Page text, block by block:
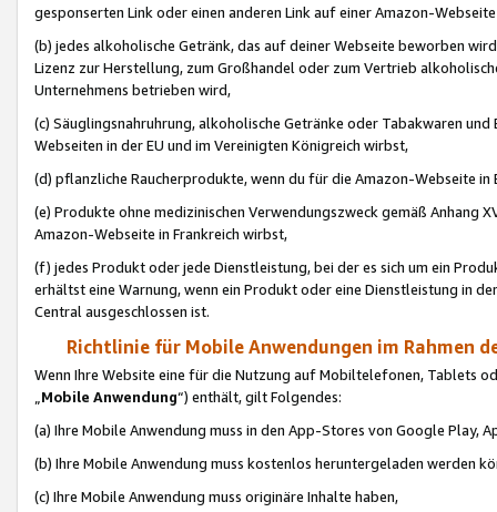
gesponserten Link oder einen anderen Link auf einer Amazon-
(b) jedes alkoholische Getränk, das auf deiner Webseite beworben
Lizenz zur Herstellung, zum Großhandel oder zum Vertrieb
Unternehmens betrieben wird,
(c) Säuglingsnahruhrung, alkoholische Getränke oder Tabakwaren
Webseiten in der EU und im Vereinigten Königreich wirbst,
(d) pflanzliche Raucherprodukte, wenn du für die Amazon-Webseite in
(e) Produkte ohne medizinischen Verwendungszweck gemäß Anhang
Amazon-Webseite in Frankreich wirbst,
(f) jedes Produkt oder jede Dienstleistung, bei der es sich um ein
erhältst eine Warnung, wenn ein Produkt oder eine Dienstleistung in
Central ausgeschlossen ist.
Richtlinie für Mobile Anwendungen im Rahmen
Wenn Ihre Website eine für die Nutzung auf Mobiltelefonen, Tablets
„Mobile Anwendung“) enthält, gilt Folgendes:
(a) Ihre Mobile Anwendung muss in den App-Stores von Google Play,
(b) Ihre Mobile Anwendung muss kostenlos heruntergeladen werden
(c) Ihre Mobile Anwendung muss originäre Inhalte haben,